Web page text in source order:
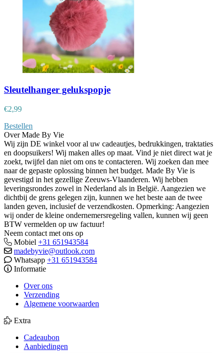
Sleutelhanger gelukspopje
€2,99
Bestellen
Over Made By Vie
Wij zijn DE winkel voor al uw cadeautjes, bedrukkingen, traktaties
en doopsuikers! Wij maken alles op maat. Vind je niet direct wat je
zoekt, twijfel dan niet om ons te contacteren. Wij zoeken dan mee
naar de gepaste oplossing binnen het budget. Made By Vie is
gevestigd in het gezellige Zeeuws-Vlaanderen. Wij hebben
leveringsrondes zowel in Nederland als in België. Aangezien we
dichtbij de grens gelegen zijn, kunnen we het beste aan de twee
landen geven, inclusief de verzendkosten. Opmerking: Aangezien
wij onder de kleine ondernemersregeling vallen, kunnen wij geen
BTW vermelden op uw factuur!
Neem contact met ons op
Mobiel +31 651943584
madebyvie@outlook.com
Whatsapp +31 651943584
Informatie
Over ons
Verzending
Algemene voorwaarden
Extra
Cadeaubon
Aanbiedingen